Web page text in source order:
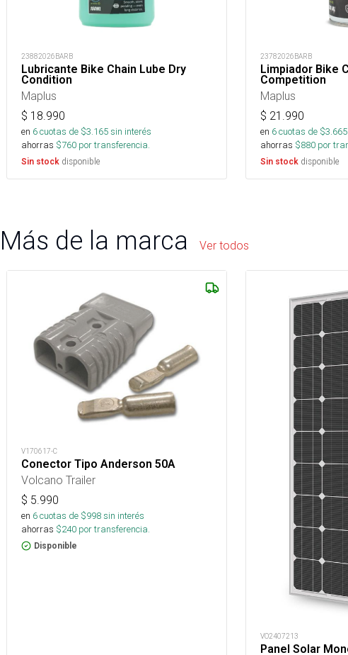
23882026BARB
Lubricante Bike Chain Lube Dry
Condition
Maplus
$ 18.990
en 6cuotas de $3.165sin interés
ahorras $760 por transferencia.
Sin stock disponible
23782026BARB
Limpiador Bike
Competition
Maplus
$ 21.990
en 6cuotas de $3.665
ahorras $880 por
Sin stock disponible
Más de la marca Ver todos
V170617-C
Conector Tipo Anderson 50A
Volcano Trailer
$ 5.990
en 6cuotas de $998sin interés
ahorras $240 por transferencia.
Disponible
VO2407213
Panel Solar